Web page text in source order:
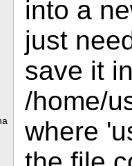
into a
just
save it
/home/
where